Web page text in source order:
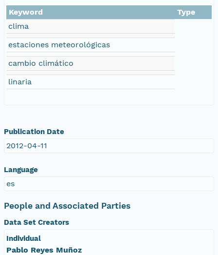
Keyword
Type
clima
estaciones meteorológicas
cambio climático
linaria
Publication Date
2012-04-11
Language
es
People and Associated Parties
Data Set Creators
Individual
Pablo Reyes Muñoz